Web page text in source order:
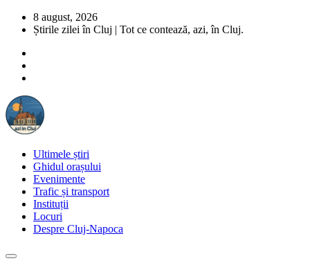
8 august, 2026
Știrile zilei în Cluj | Tot ce contează, azi, în Cluj.
Ultimele știri
Ghidul orașului
Evenimente
Trafic și transport
Instituții
Locuri
Despre Cluj-Napoca